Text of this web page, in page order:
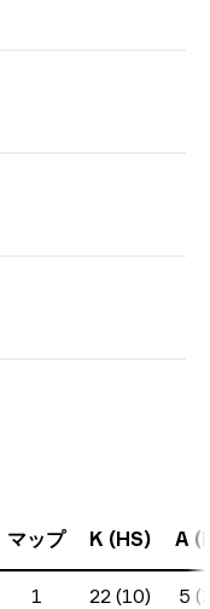
マップ K (HS) A
1 22 (10) 5